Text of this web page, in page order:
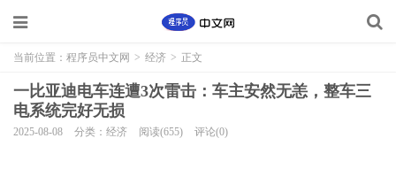
当前位置： 程序员中文网 > 经济 > 正文
一比亚迪电车连遭3次雷击：车主安然无恙，整车三
电系统完好无损
2025-08-08 分类：经济 阅读(655) 评论(0)